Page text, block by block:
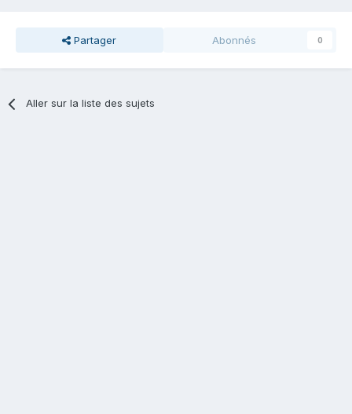
Partager Abonnés 0
Aller sur la liste des sujets